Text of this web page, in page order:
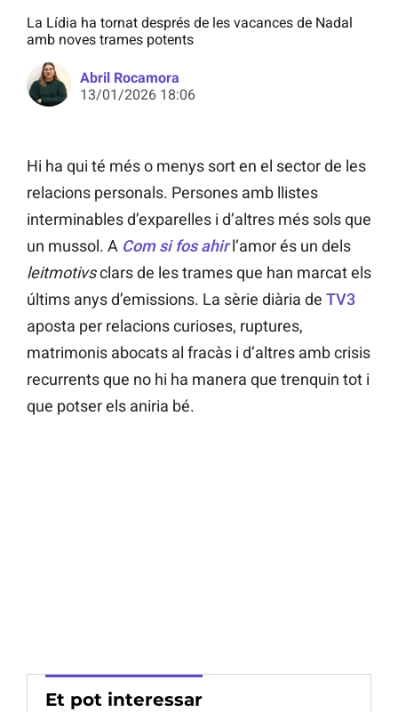
La Lídia ha tornat després de les vacances de Nadal
amb noves trames potents
Abril Rocamora
13/01/2026 18:06
Hi ha qui té més o menys sort en el sector de les
relacions personals. Persones amb llistes
interminables d’exparelles i d’altres més sols que
un mussol. A Com si fos ahirl’amor és un dels
leitmotivsclars de les trames que han marcat els
últims anys d’emissions. La sèrie diària de TV3
aposta per relacions curioses, ruptures,
matrimonis abocats al fracàs i d’altres amb crisis
recurrents que no hi ha manera que trenquin tot i
que potser els aniria bé.
Et pot interessar